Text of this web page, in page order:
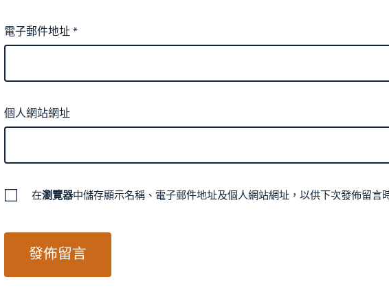
電子郵件地址*
個人網站網址
在瀏覽器中儲存顯示名稱、電子郵件地址及個人網站網址，以供下次發佈留言